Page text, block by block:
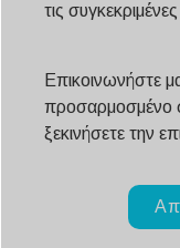
τις
Επικοινωνήστε
προσαρμοσμένο
ξεκινήσετε την